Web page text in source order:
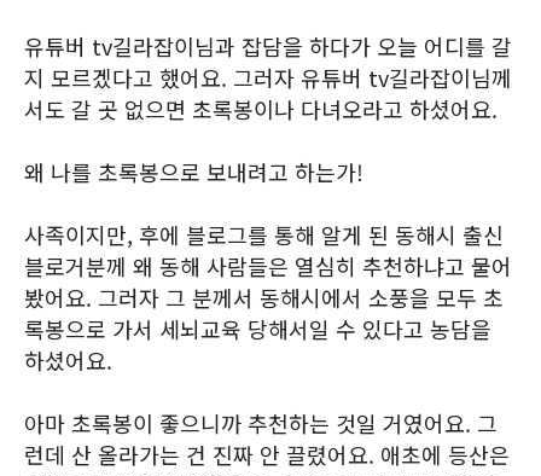
유튜버 tv길라잡이님과 잡담을 하다가 오늘 어디를 갈
지 모르겠다고 했어요. 그러자 유튜버 tv길라잡이님께
서도 갈 곳 없으면 초록봉이나 다녀오라고 하셨어요.
왜 나를 초록봉으로 보내려고 하는가!
사족이지만, 후에 블로그를 통해 알게 된 동해시 출신
블로거분께 왜 동해 사람들은 열심히 추천하냐고 물어
봤어요. 그러자 그 분께서 동해시에서 소풍을 모두 초
록봉으로 가서 세뇌교육 당해서일 수 있다고 농담을
하셨어요.
아마 초록봉이 좋으니까 추천하는 것일 거였어요. 그
런데 산 올라가는 건 진짜 안 끌렸어요. 애초에 등산은